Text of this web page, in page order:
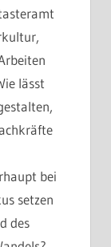
lässt
bei
setzen
des